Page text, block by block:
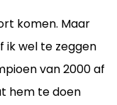
komen. Maar
ik wel te zeggen
van 2000 af
hem te doen